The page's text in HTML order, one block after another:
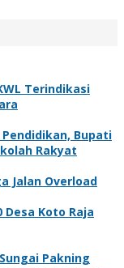
Terindikasi
Bupati
Rakyat
Jalan Overload
Desa Koto Raja
Pakning